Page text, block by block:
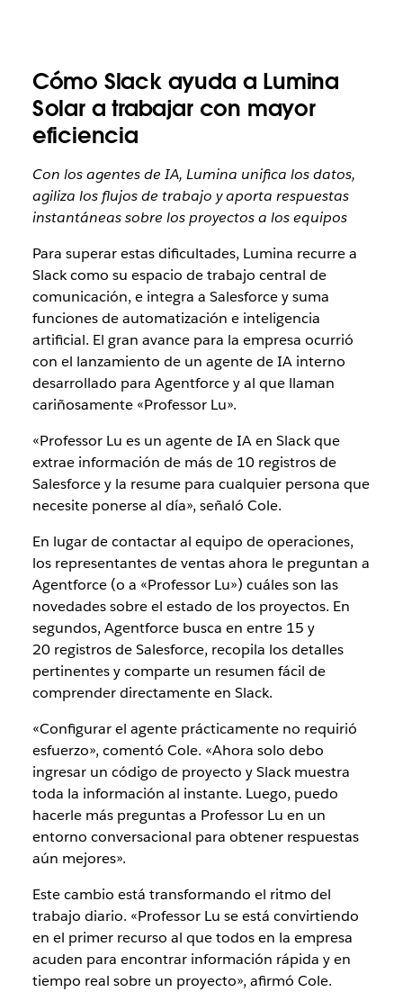
Cómo Slack ayuda a Lumina
Solar a trabajar con mayor
eficiencia
Con los agentes de IA, Lumina unifica los datos,
agiliza los flujos de trabajo y aporta respuestas
instantáneas sobre los proyectos a los equipos
Para superar estas dificultades, Lumina recurre a
Slack como su espacio de trabajo central de
comunicación, e integra a Salesforce y suma
funciones de automatización e inteligencia
artificial. El gran avance para la empresa ocurrió
con el lanzamiento de un agente de IA interno
desarrollado para Agentforce y al que llaman
cariñosamente «Professor Lu».
«Professor Lu es un agente de IA en Slack que
extrae información de más de 10 registros de
Salesforce y la resume para cualquier persona que
necesite ponerse al día», señaló Cole.
En lugar de contactar al equipo de operaciones,
los representantes de ventas ahora le preguntan a
Agentforce (o a «Professor Lu») cuáles son las
novedades sobre el estado de los proyectos. En
segundos, Agentforce busca en entre 15 y
20 registros de Salesforce, recopila los detalles
pertinentes y comparte un resumen fácil de
comprender directamente en Slack.
«Configurar el agente prácticamente no requirió
esfuerzo», comentó Cole. «Ahora solo debo
ingresar un código de proyecto y Slack muestra
toda la información al instante. Luego, puedo
hacerle más preguntas a Professor Lu en un
entorno conversacional para obtener respuestas
aún mejores».
Este cambio está transformando el ritmo del
trabajo diario. «Professor Lu se está convirtiendo
en el primer recurso al que todos en la empresa
acuden para encontrar información rápida y en
tiempo real sobre un proyecto», afirmó Cole.